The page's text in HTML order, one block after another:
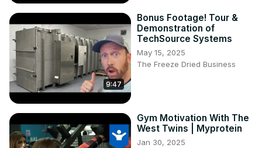
Sprawdź nasze social media:
https://www.instagram.com/hardreset.info
Facebook ► https://www.facebook.com/hardresetinfo/
Twitter ► https://twitter.com/HardResetI
TikTok ►
https://www.tiktok.com/@hardreset.info
Poradniki do aplikacji ►
https://www.hardreset.info/apps/apps/
9:47
Bonus Footage! Tour &
Demonstration of
TechSource Systems
May 15, 2025
The Freeze Dried Business
Gym Motivation With The
West Twins | Myprotein
Jan 30, 2025